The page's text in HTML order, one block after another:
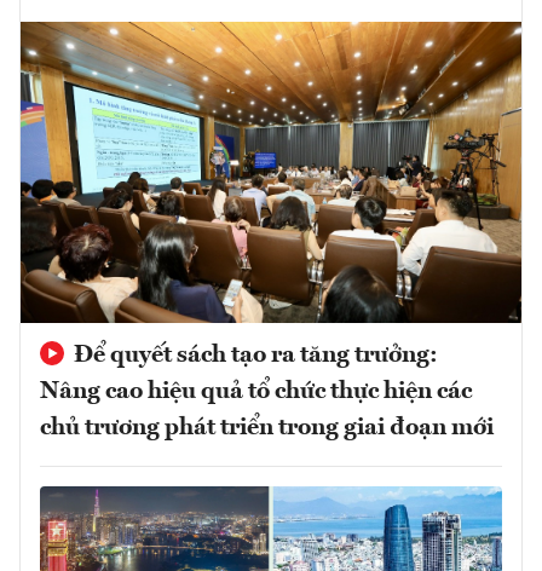
Để quyết sách tạo ra tăng trưởng:
Nâng cao hiệu quả tổ chức thực hiện các
chủ trương phát triển trong giai đoạn mới